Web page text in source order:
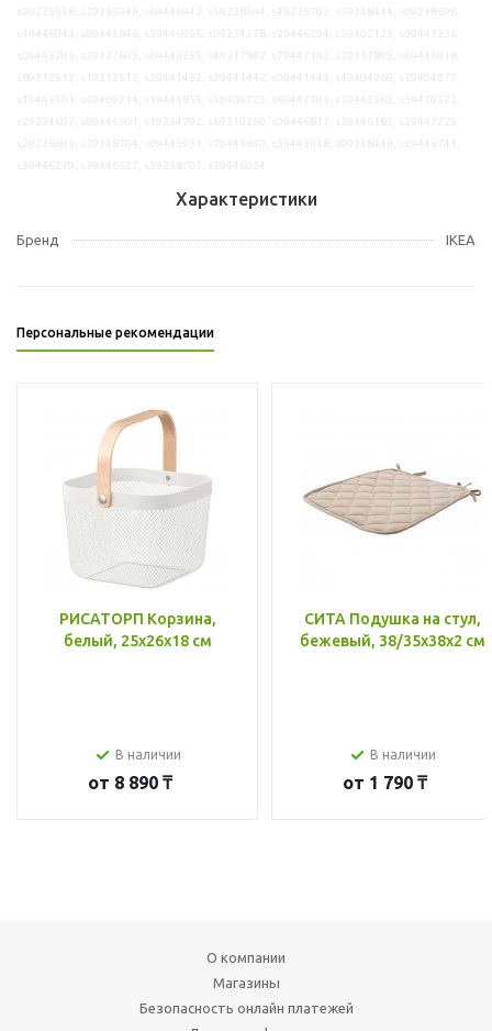
Характеристики
Бренд IKEA
Персональные рекомендации
РИСАТОРП Корзина,
белый, 25x26x18 см
В наличии
от 8 890 ₸
СИТА Подушка на стул,
бежевый, 38/35x38x2 см
В наличии
от 1 790 ₸
О компании
Магазины
Безопасность онлайн платежей